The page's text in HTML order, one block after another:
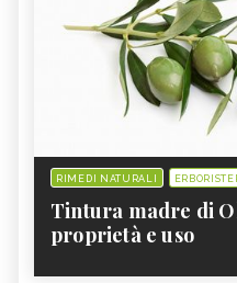
RIMEDI NATURALI
Tintura madre di
proprietà e uso